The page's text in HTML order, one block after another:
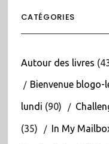
CATÉGORIES
Autour des livres
Bienvenue blogo-
lundi (90)
(35) In My